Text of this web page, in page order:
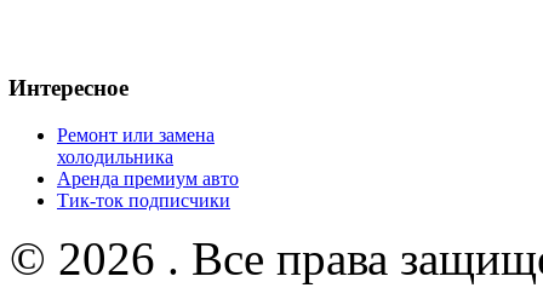
Интересное
Ремонт или замена
холодильника
Аренда премиум авто
Тик-ток подписчики
© 2026 . Все права